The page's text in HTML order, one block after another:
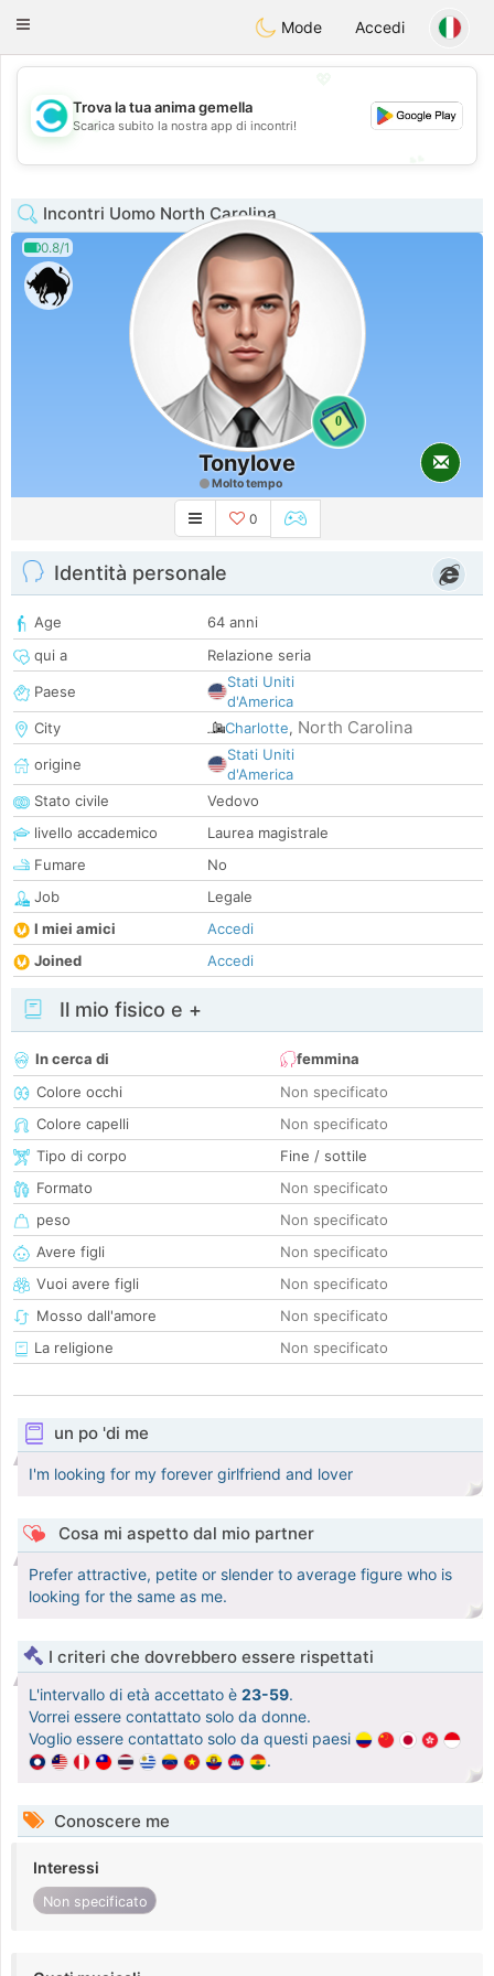
olombiaCitas
Toggle
Mode Accedi
💖
💕
Trova la tua anima gemella
Scarica subito la nostra app di incontri!
Incontri Uomo North Carolina
0.8/1
0
Tonylove
Molto tempo
0
Identità personale
Age
64 anni
qui a
Relazione seria
Paese
Stati Uniti
d'America
City
Charlotte, North Carolina
origine
Stati Uniti
d'America
Stato civile
Vedovo
livello accademico
Laurea magistrale
Fumare
No
Job
Legale
I miei amici
Accedi
Joined
Accedi
Il mio fisico e +
In cerca di
femmina
Colore occhi
Non specificato
Colore capelli
Non specificato
Tipo di corpo
Fine / sottile
Formato
Non specificato
peso
Non specificato
Avere figli
Non specificato
Vuoi avere figli
Non specificato
Mosso dall'amore
Non specificato
La religione
Non specificato
un po 'di me
I'm looking for my forever girlfriend and lover
Cosa mi aspetto dal mio partner
Prefer attractive, petite or slender to average figure who is
looking for the same as me.
I criteri che dovrebbero essere rispettati
L'intervallo di età accettato è 23-59.
Vorrei essere contattato solo da donne.
Voglio essere contattato solo da questi paesi
.
Conoscere me
Interessi
Non specificato